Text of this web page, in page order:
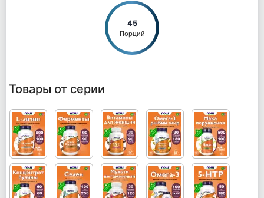
45
Порций
Товары от серии